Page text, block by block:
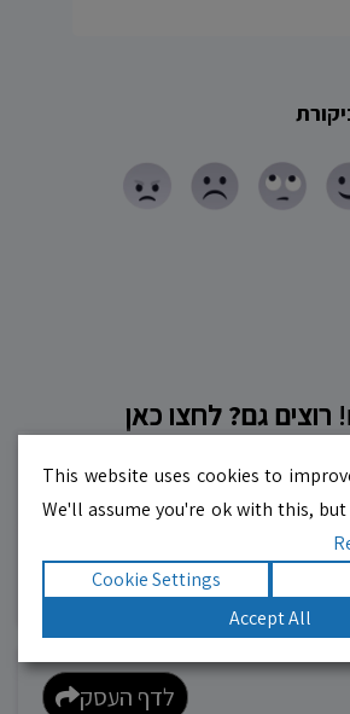
רוצים גם? לחצו כאן
לדף העסק
24/6
לדף העסק
This website uses cookies to
We'll assume you're ok with this,
Cookie Settings
Accept All